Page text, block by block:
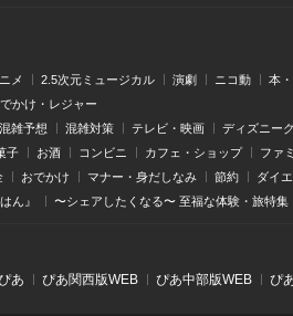
メ 2.5次元ミュージカル 演劇 ニコ動 本
かけ・レジャー
混雑予想 混雑対策 テレビ・映画 ディズニー
子 お酒 コンビニ カフェ・ショップ ファ
おでかけ マナー・身だしなみ 節約 ダイ
ん』 〜シェアしたくなる〜 至福な体験・旅特集
あ ぴあ関⻄版WEB ぴあ中部版WEB ぴ